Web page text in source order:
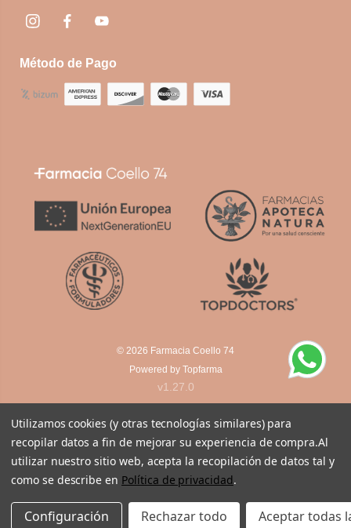
InstagramFacebookfooter.socialNetworks.youtube
Método de Pago
© 2026 Farmacia Coello 74
Powered by Topfarma
v1.27.0
Utilizamos cookies (y otras tecnologías similares) para
recopilar datos a fin de mejorar su experiencia de compra.Al
utilizar nuestro sitio web, acepta la recopilación de datos tal y
como se describe en Política de privacidad.
Configuración Rechazar todo Aceptar todas